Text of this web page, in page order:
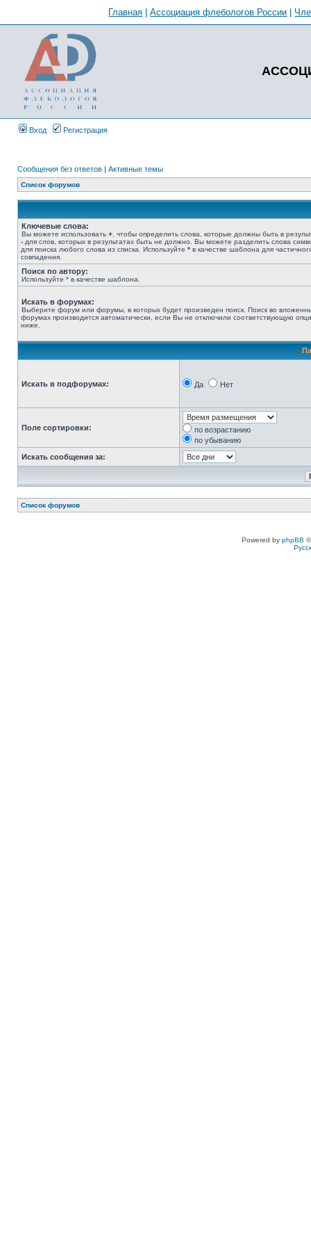
Главная |Ассоциация флебологов России
Вход Регистрация
Сообщения без ответов | Активные темы
Список форумов
Ключевые слова:
Вы можете использовать + , чтобы определить слова, которые должны быть в
- для слов, которых в результатах быть не должно. Вы можете разделить слова
для поиска любого слова из списка. Используйте * в качестве шаблона для
совпадения.
Поиск по автору:
Используйте * в качестве шаблона.
Искать в форумах:
Выберите форум или форумы, в которых будет произведен поиск. Поиск во
форумах производится автоматически, если Вы не отключили соответствующую
ниже.
Искать в подфорумах: Да Нет
Поле сортировки:
по возрастанию
по убыванию
Искать сообщения за:
Список форумов
Powered by phpBB